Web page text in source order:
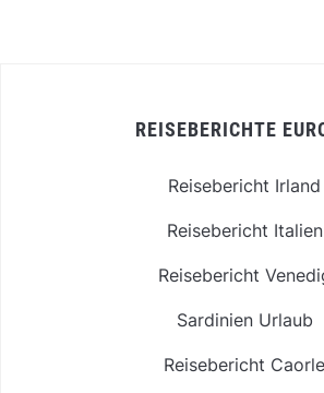
REISEBERICHTE
Reisebericht Irland
Reisebericht Italien
Reisebericht
Sardinien Urlaub
Reisebericht Caorle